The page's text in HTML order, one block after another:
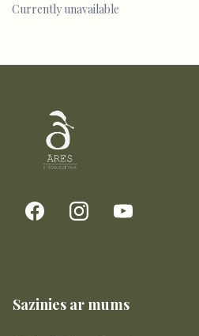
Currently unavailable
Sazinies ar mums